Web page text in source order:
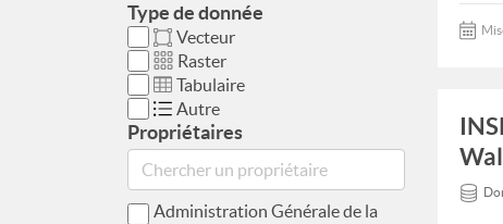
Type de donnée
Vecteur
Raster
Tabulaire
Autre
Propriétaires
Administration Générale de la